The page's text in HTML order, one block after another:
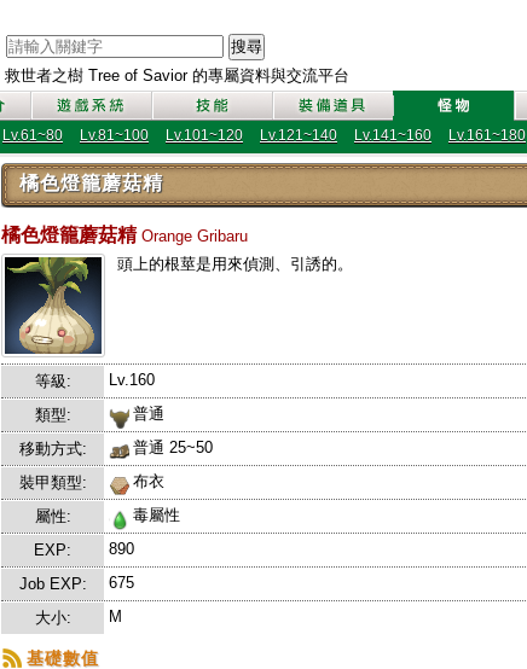
救世者之樹 Tree of Savior 的專屬資料與交流平台
搜尋
Lv.61~80 Lv.81~100 Lv.101~120 Lv.121~140 Lv.141~160 Lv.161~180
橘色燈籠蘑菇精
橘色燈籠蘑菇精 Orange Gribaru
頭上的根莖是用來偵測、引誘的。
等級:
Lv.160
類型:
普通
移動方式:
普通 25~50
裝甲類型:
布衣
屬性:
毒屬性
EXP:
890
Job EXP:
675
大小:
M
基礎數值